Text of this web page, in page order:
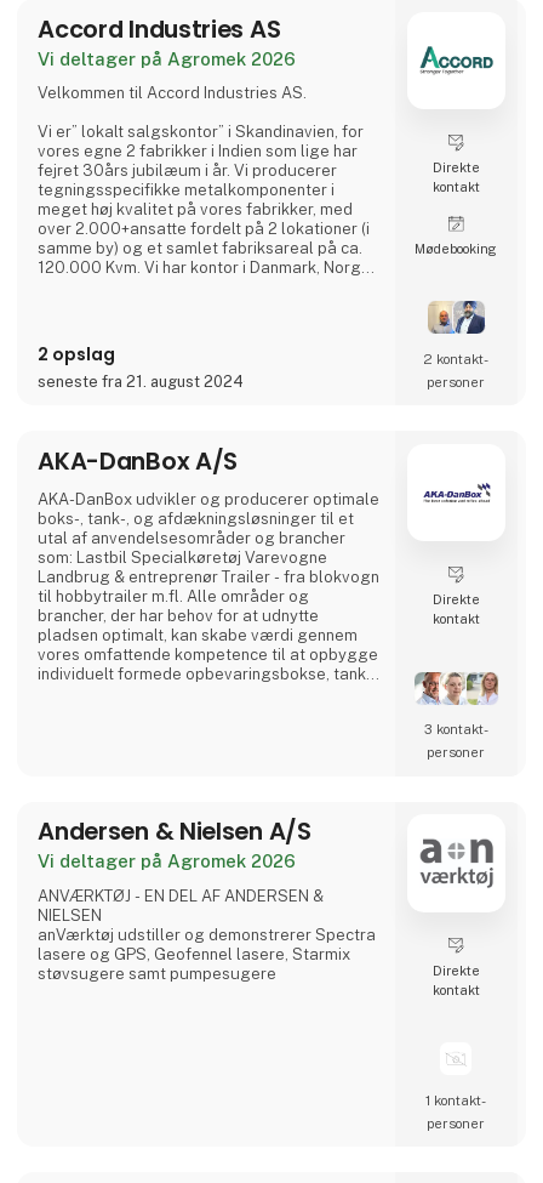
Accord Industries AS
Vi deltager på Agromek 2026
Velkommen til Accord Industries AS.
Vi er” lokalt salgskontor” i Skandinavien, for
vores egne 2 fabrikker i Indien som lige har
fejret 30års jubilæum i år. Vi producerer
tegningsspecifikke metalkomponenter i
meget høj kvalitet på vores fabrikker, med
over 2.000+ansatte fordelt på 2 lokationer (i
samme by) og et samlet fabriksareal på ca.
120.000 Kvm. Vi har kontor i Danmark, Norge
Vi har et meget kosteffektivt set-up uden
fordyrende mellemled, hvor vi bruger vores
2 opslag
seneste fra 21. august 2024
Direkte
kontakt
Møde­booking
2 kontakt­
personer
AKA-DanBox A/S
AKA-DanBox udvikler og producerer optimale
boks-, tank-, og afdækningsløsninger til et
utal af anvendelsesområder og brancher
som: Lastbil Specialkøretøj Varevogne
Landbrug & entreprenør Trailer - fra blokvogn
til hobbytrailer m.fl. Alle områder og
brancher, der har behov for at udnytte
pladsen optimalt, kan skabe værdi gennem
vores omfattende kompetence til at opbygge
individuelt formede opbevaringsbokse, tanke
Direkte
kontakt
3 kontakt­
personer
Andersen & Nielsen A/S
Vi deltager på Agromek 2026
ANVÆRKTØJ - EN DEL AF ANDERSEN &
NIELSEN
anVærktøj udstiller og demonstrerer Spectra
lasere og GPS, Geofennel lasere, Starmix
støvsugere samt pumpesugere
Direkte
kontakt
1 kontakt­
personer